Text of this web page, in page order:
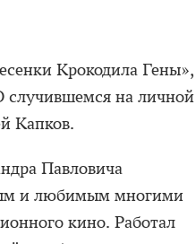
Крокодила Гены»,
случившемся на личной
Капков.
Павловича
и любимым многими
кино. Работал